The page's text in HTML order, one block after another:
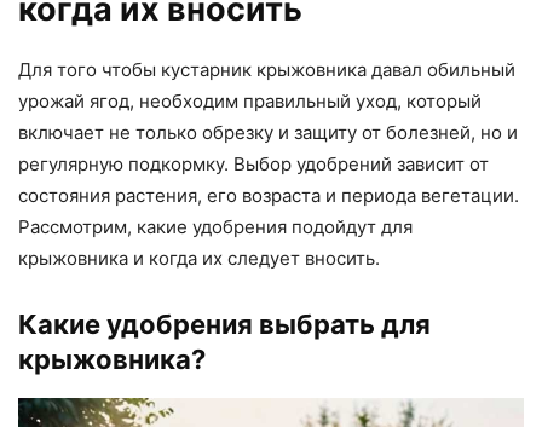
когда их вносить
Для того чтобы кустарник крыжовника давал обильный
урожай ягод, необходим правильный уход, который
включает не только обрезку и защиту от болезней, но и
регулярную подкормку. Выбор удобрений зависит от
состояния растения, его возраста и периода вегетации.
Рассмотрим, какие удобрения подойдут для
крыжовника и когда их следует вносить.
Какие удобрения выбрать для
крыжовника?